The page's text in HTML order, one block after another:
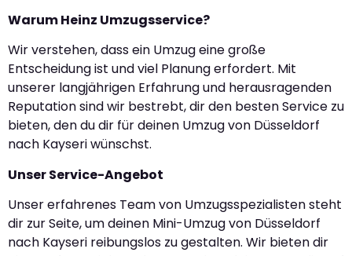
Warum Heinz Umzugsservice?
Wir verstehen, dass ein Umzug eine große
Entscheidung ist und viel Planung erfordert. Mit
unserer langjährigen Erfahrung und herausragenden
Reputation sind wir bestrebt, dir den besten Service zu
bieten, den du dir für deinen Umzug von Düsseldorf
nach Kayseri wünschst.
Unser Service-Angebot
Unser erfahrenes Team von Umzugsspezialisten steht
dir zur Seite, um deinen Mini-Umzug von Düsseldorf
nach Kayseri reibungslos zu gestalten. Wir bieten dir